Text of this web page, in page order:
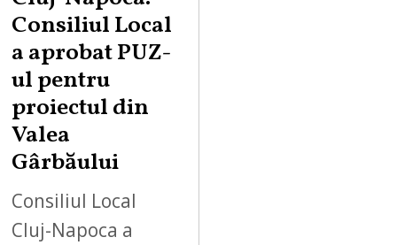
Consiliul Local
a aprobat PUZ-
ul pentru
proiectul din
Valea
Gârbăului
Consiliul Local
Cluj-Napoca a